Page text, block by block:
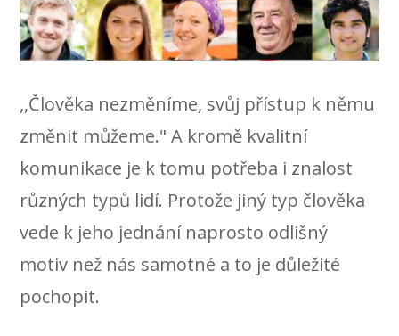
,,Člověka nezměníme, svůj přístup k němu
změnit můžeme." A kromě kvalitní
komunikace je k tomu potřeba i znalost
různých typů lidí. Protože jiný typ člověka
vede k jeho jednání naprosto odlišný
motiv než nás samotné a to je důležité
pochopit.